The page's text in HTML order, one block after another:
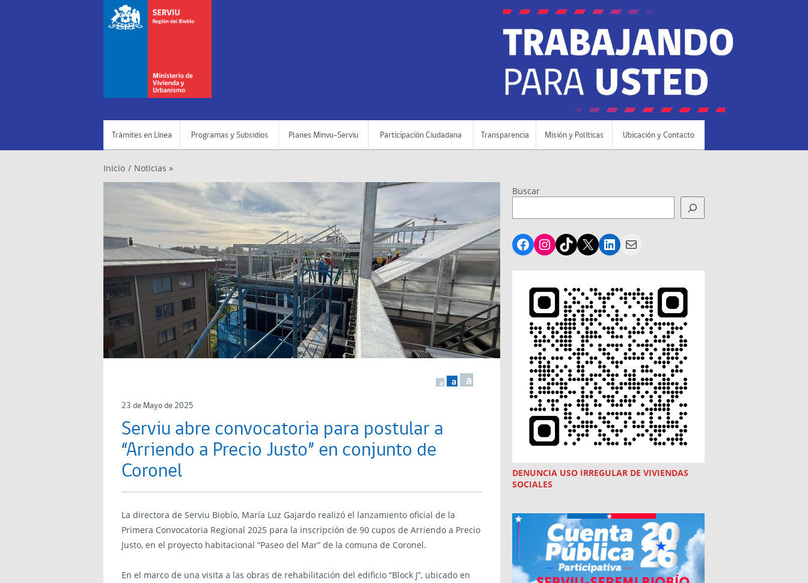
Trámites en Línea Programas y Subsidios Planes Minvu-Serviu Participación Ciudadana Transparencia Misión y Políticas Ubicación y Contacto
Inicio / Noticias »
a a a
23 de Mayo de 2025
Serviu abre convocatoria para postular a
“Arriendo a Precio Justo” en conjunto de
Coronel
La directora de Serviu Biobío, María Luz Gajardo realizó el lanzamiento oficial de la
Primera Convocatoria Regional 2025 para la inscripción de 90 cupos de Arriendo a Precio
Justo, en el proyecto habitacional “Paseo del Mar” de la comuna de Coronel.
En el marco de una visita a las obras de rehabilitación del edificio “Block J”, ubicado en
Buscar
Facebook
Instagram
TikTok
X LinkedIn
Mail
DENUNCIA USO IRREGULAR DE VIVIENDAS
SOCIALES